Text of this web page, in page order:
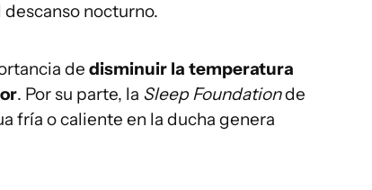
nocturno.
de disminuir la temperatura
. Por su parte, la Sleep Foundationde
fría o caliente en la ducha genera